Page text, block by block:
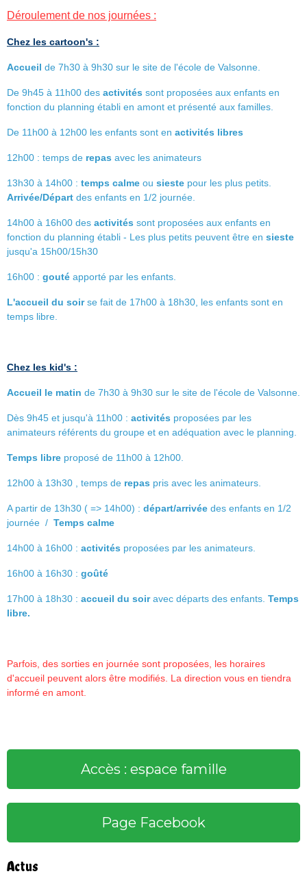
Déroulement de nos journées :
Chez les cartoon's :
Accueil de 7h30 à 9h30 sur le site de l'école de Valsonne.
De 9h45 à 11h00 des activités sont proposées aux enfants en
fonction du planning établi en amont et présenté aux familles.
De 11h00 à 12h00 les enfants sont en activités libres
12h00 : temps de repas avec les animateurs
13h30 à 14h00 : temps calme ou sieste pour les plus petits.
Arrivée/Départ des enfants en 1/2 journée.
14h00 à 16h00 des activités sont proposées aux enfants en
fonction du planning établi - Les plus petits peuvent être en sieste
jusqu'a 15h00/15h30
16h00 : gouté apporté par les enfants.
L'accueil du soirse fait de 17h00 à 18h30, les enfants sont en
temps libre.
Chez les kid's :
Accueil le matin de 7h30 à 9h30 sur le site de l'école de Valsonne.
Dès 9h45 et jusqu'à 11h00 : activités proposées par les
animateurs référents du groupe et en adéquation avec le planning.
Temps libre proposé de 11h00 à 12h00.
12h00 à 13h30 , temps de repas pris avec les animateurs.
A partir de 13h30 ( => 14h00) : départ/arrivée des enfants en 1/2
journée / Temps calme
14h00 à 16h00 : activités proposées par les animateurs.
16h00 à 16h30 : goûté
17h00 à 18h30 : accueil du soiravec départs des enfants. Temps
libre.
Parfois, des sorties en journée sont proposées, les horaires
d'accueil peuvent alors être modifiés. La direction vous en tiendra
informé en amont.
Accès : espace famille
Page Facebook
Actus